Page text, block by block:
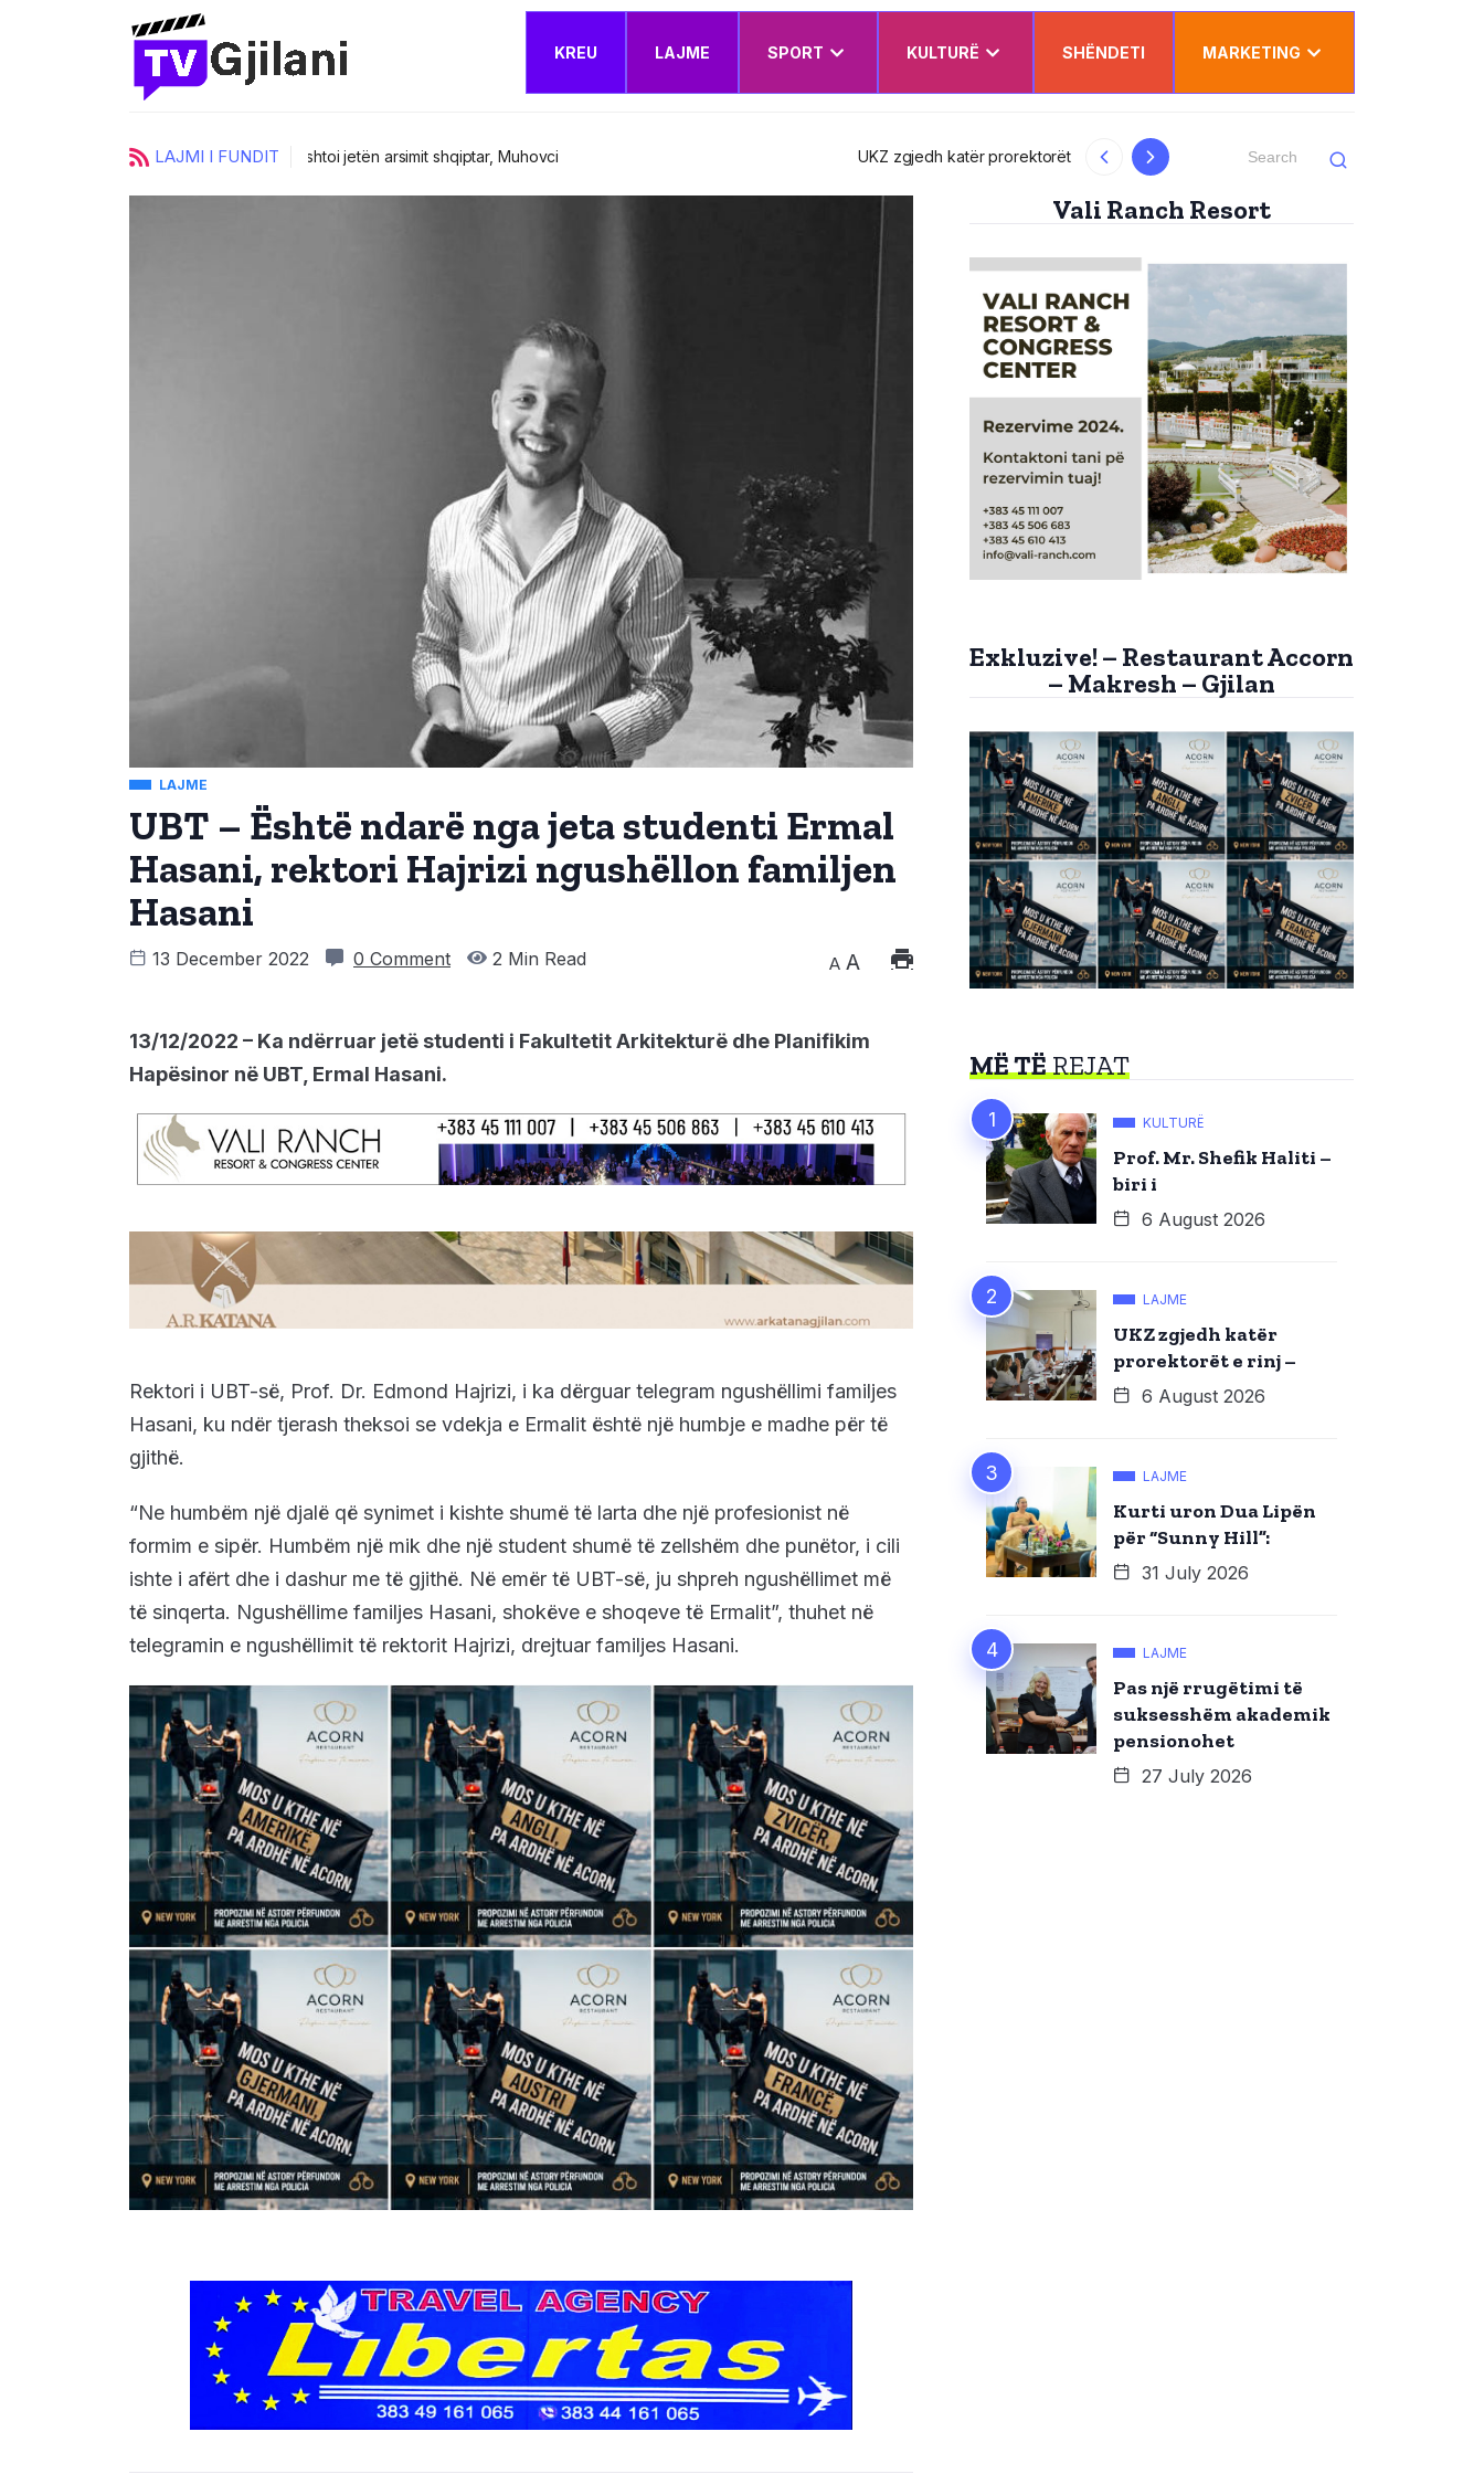
KREU LAJME SPORT KULTURË SHËNDETI MARKETING
LAJMI I FUNDIT UKZ zgjedh katër prorektorët e rinj – Këshilli Drejtues miraton edhe Planin e Veprimit Institucional Kurti uron Dua Lipën për “Sunny Hill”:
LAJME
UBT – Është ndarë nga jeta studenti Ermal
Hasani, rektori Hajrizi ngushëllon familjen
Hasani
13 December 2022 0 Comment 2 Min Read A A
13/12/2022 – Ka ndërruar jetë studenti i Fakultetit Arkitekturë dhe Planifikim
Hapësinor në UBT, Ermal Hasani.
Rektori i UBT-së, Prof. Dr. Edmond Hajrizi, i ka dërguar telegram ngushëllimi familjes
Hasani, ku ndër tjerash theksoi se vdekja e Ermalit është një humbje e madhe për të
gjithë.
“Ne humbëm një djalë që synimet i kishte shumë të larta dhe një profesionist në
formim e sipër. Humbëm një mik dhe një student shumë të zellshëm dhe punëtor, i cili
ishte i afërt dhe i dashur me të gjithë. Në emër të UBT-së, ju shpreh ngushëllimet më
të sinqerta. Ngushëllime familjes Hasani, shokëve e shoqeve të Ermalit”, thuhet në
telegramin e ngushëllimit të rektorit Hajrizi, drejtuar familjes Hasani.
Vali Ranch Resort
Exkluzive! – Restaurant Accorn
– Makresh – Gjilan
MË TËREJAT
KULTURË
Prof. Mr. Shefik Haliti –
biri i
6 August 2026
LAJME
UKZ zgjedh katër
prorektorët e rinj –
6 August 2026
LAJME
Kurti uron Dua Lipën
për “Sunny Hill”:
31 July 2026
LAJME
Pas një rrugëtimi të
suksesshëm akademik
pensionohet
27 July 2026